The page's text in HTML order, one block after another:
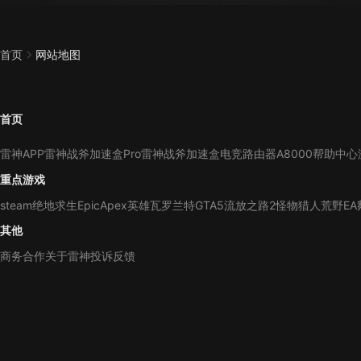
首页 网站地图
首页
雷神APP雷神战斧加速盒Pro雷神战斧加速盒电竞路由器A8000帮助中心
重点游戏
steam绝地求生EpicApex英雄瓦罗兰特GTA5流放之路2怪物猎人荒野EA
其他
商务合作关于雷神投诉反馈